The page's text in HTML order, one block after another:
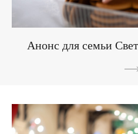
Анонс для семьи